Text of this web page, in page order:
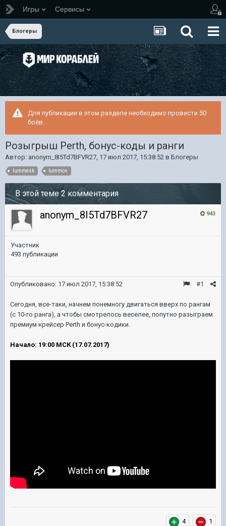
Игры Сервисы
Блогеры
Для публикации в этом разделе необходимо провести 50
боёв.
Розыгрыш Perth, бонус-коды и ранги
Автор: anonym_8I5Td7BFVR27, 17 июл 2017, 15:38:52 в Блогеры
lummesk lummon
В этой теме 2 комментария
943
anonym_8I5Td7BFVR27
Участник
493 публикации
#1
Опубликовано: 17 июл 2017, 15:38:52
Сегодня, все-таки, начнем понемногу двигаться вверх по рангам
(с 10-го ранга), а чтобы смотрелось веселее, попутно разыграем
премиум крейсер Perth и бонус-кодики.
Начало: 19:00 МСК (17.07.2017)
4 1